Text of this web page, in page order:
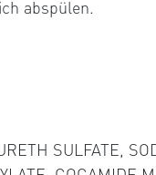
abspülen.
SULFATE,